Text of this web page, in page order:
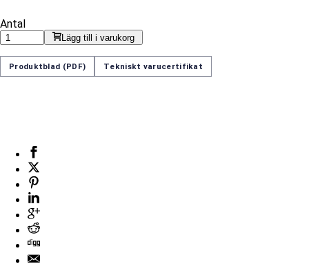
Antal
Lägg till i varukorg
Produktblad (PDF) Tekniskt varucertifikat